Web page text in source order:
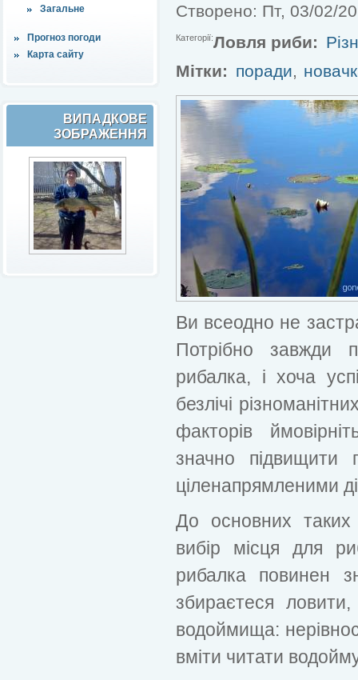
Загальне
Прогноз погоди
Карта сайту
ВИПАДКОВЕ
ЗОБРАЖЕННЯ
Створено: Пт, 03/02/
Категорії:Ловля риби:
Мітки: поради,
Ви всеодно не
Потрібно завжди
рибалка, і хоча
безлічі
факторів
значно підвищити
ціленапрямленими
До основних таких
вибір місця для
рибалка повинен
збираєтеся
водоймища:
вміти читати